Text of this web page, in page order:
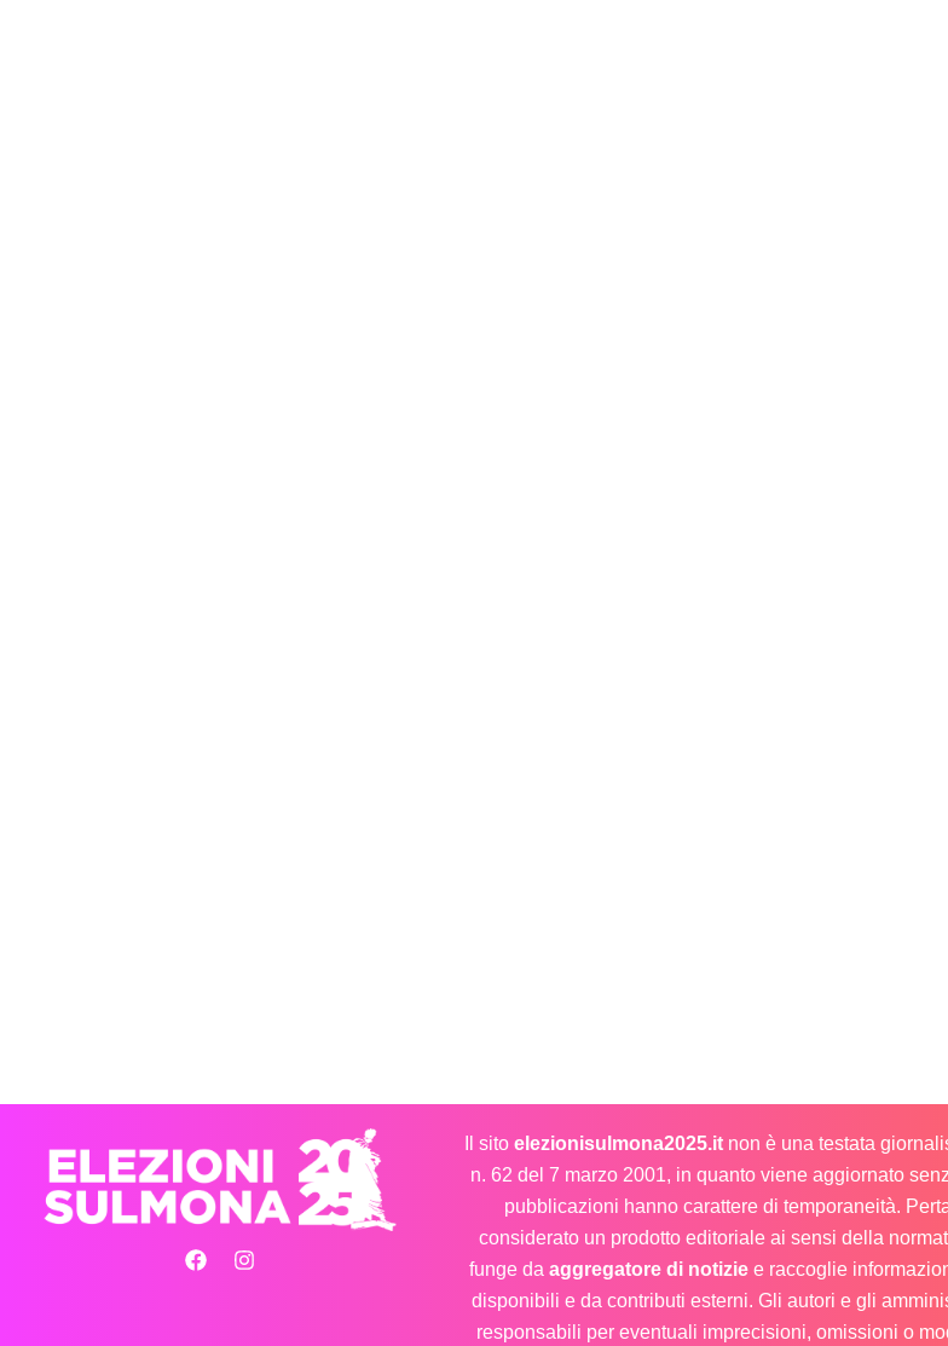
Il sito elezionisulmona2025.itnon è una testata
n. 62 del 7 marzo 2001, in quanto viene aggiornato
pubblicazioni hanno carattere di temporaneità.
considerato un prodotto editoriale ai sensi della
funge da aggregatore di notiziee raccoglie
disponibili e da contributi esterni. Gli autori e gli
responsabili per eventuali imprecisioni, omissioni o